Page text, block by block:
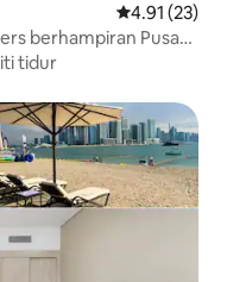
Penarafan
4.91 (23)
berhampiran Pusat
tidur